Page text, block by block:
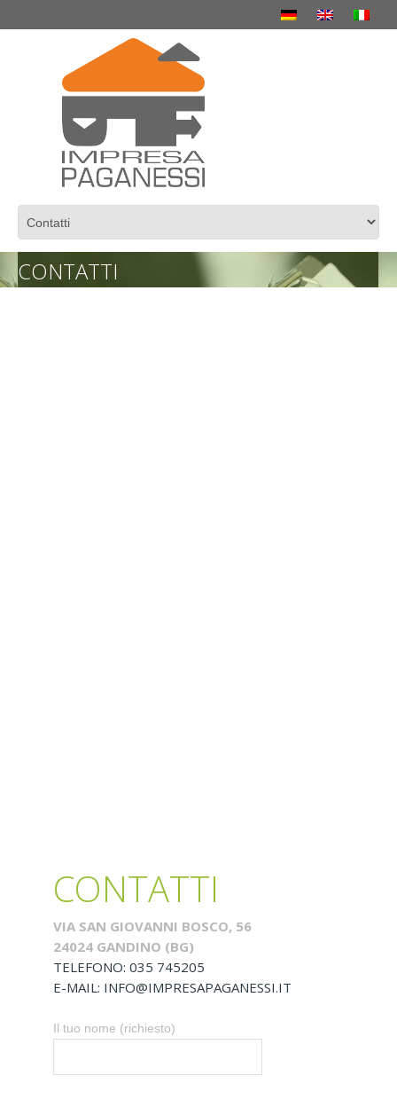
CONTATTI
CONTATTI
VIA SAN GIOVANNI BOSCO, 56
24024 GANDINO (BG)
TELEFONO: 035 745205
E-MAIL: INFO@IMPRESAPAGANESSI.IT
Il tuo nome (richiesto)